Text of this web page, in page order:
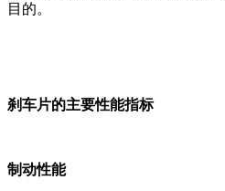
目的。
刹车片的主要性能指标
制动性能